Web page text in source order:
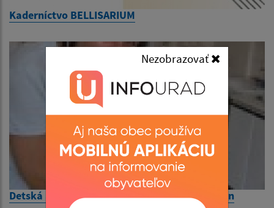
Nezobrazovať
Kaderníctvo BELLISARIUM
Detská ambulancia - zmena ordinačných hodín